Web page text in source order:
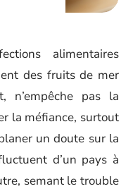
alimentaires
des fruits de mer
n’empêche pas la
la méfiance, surtout
un doute sur la
d’un pays à
semant le trouble